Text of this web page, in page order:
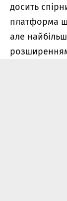
досить
платформа
але